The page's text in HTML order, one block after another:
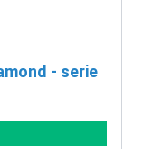
- serie